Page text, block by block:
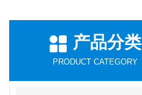
产品分类
PRODUCT CATEGORY